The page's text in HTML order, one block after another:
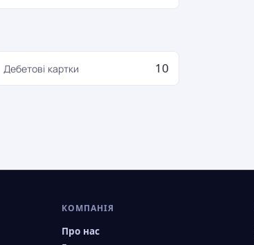
Дебетові картки 10
КОМПАНІЯ
Про нас